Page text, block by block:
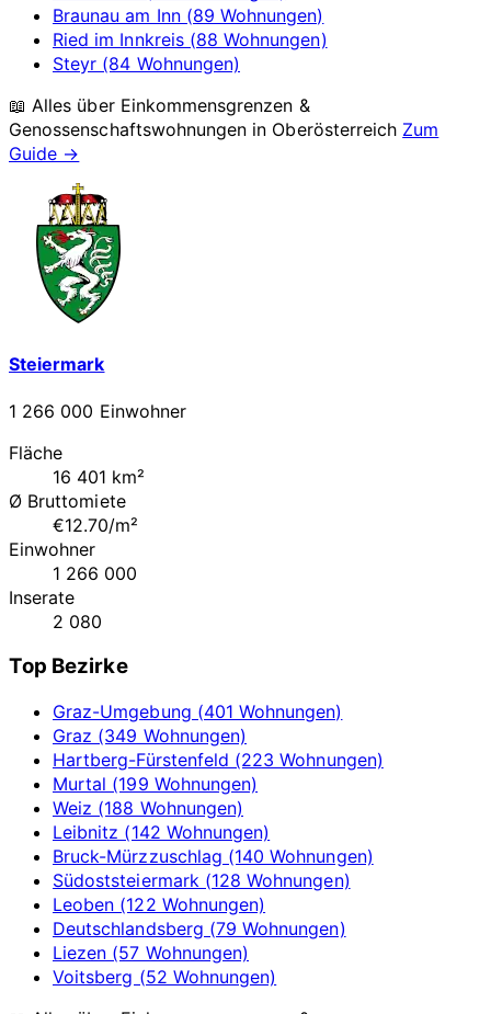
Braunau am Inn (89 Wohnungen)
Ried im Innkreis (88 Wohnungen)
Steyr (84 Wohnungen)
📖 Alles über Einkommensgrenzen &
Genossenschaftswohnungen in Oberösterreich Zum
Guide →
Steiermark
1 266 000 Einwohner
Fläche
16 401 km²
Ø Bruttomiete
€12.70/m²
Einwohner
1 266 000
Inserate
2 080
Top Bezirke
Graz-Umgebung (401 Wohnungen)
Graz (349 Wohnungen)
Hartberg-Fürstenfeld (223 Wohnungen)
Murtal (199 Wohnungen)
Weiz (188 Wohnungen)
Leibnitz (142 Wohnungen)
Bruck-Mürzzuschlag (140 Wohnungen)
Südoststeiermark (128 Wohnungen)
Leoben (122 Wohnungen)
Deutschlandsberg (79 Wohnungen)
Liezen (57 Wohnungen)
Voitsberg (52 Wohnungen)